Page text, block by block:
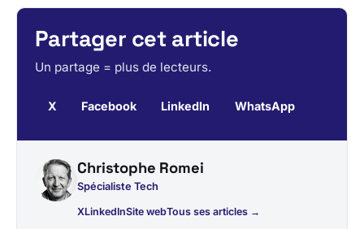
Partager cet article
Un partage = plus de lecteurs.
X Facebook LinkedIn WhatsApp
Christophe Romei
Spécialiste Tech
XLinkedInSite webTous ses articles →